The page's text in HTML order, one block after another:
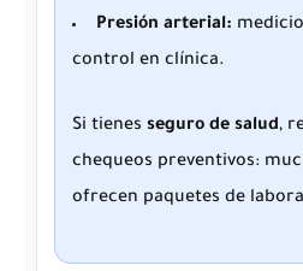
Presión arterial:
control en clínica.
Si tienes seguro de salud,
chequeos preventivos:
ofrecen paquetes de